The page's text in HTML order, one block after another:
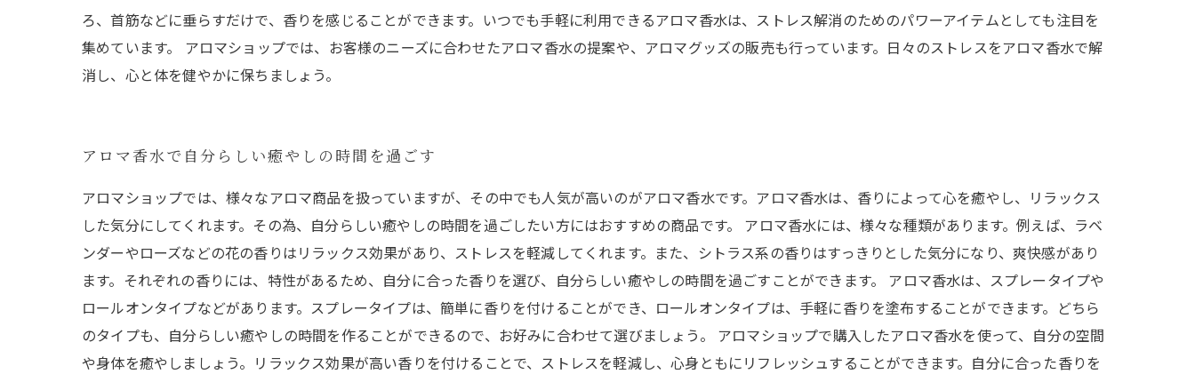
ろ、首筋などに垂らすだけで、香りを感じることができます。いつでも手軽に利用できるアロマ香水は、ストレス解消のためのパワーアイテムとしても注目を
集めています。 アロマショップでは、お客様のニーズに合わせたアロマ香水の提案や、アロマグッズの販売も行っています。日々のストレスをアロマ香水で解
消し、心と体を健やかに保ちましょう。
アロマ香水で自分らしい癒やしの時間を過ごす
アロマショップでは、様々なアロマ商品を扱っていますが、その中でも人気が高いのがアロマ香水です。アロマ香水は、香りによって心を癒やし、リラックス
した気分にしてくれます。その為、自分らしい癒やしの時間を過ごしたい方にはおすすめの商品です。 アロマ香水には、様々な種類があります。例えば、ラベ
ンダーやローズなどの花の香りはリラックス効果があり、ストレスを軽減してくれます。また、シトラス系の香りはすっきりとした気分になり、爽快感があり
ます。それぞれの香りには、特性があるため、自分に合った香りを選び、自分らしい癒やしの時間を過ごすことができます。 アロマ香水は、スプレータイプや
ロールオンタイプなどがあります。スプレータイプは、簡単に香りを付けることができ、ロールオンタイプは、手軽に香りを塗布することができます。どちら
のタイプも、自分らしい癒やしの時間を作ることができるので、お好みに合わせて選びましょう。 アロマショップで購入したアロマ香水を使って、自分の空間
や身体を癒やしましょう。リラックス効果が高い香りを付けることで、ストレスを軽減し、心身ともにリフレッシュすることができます。自分に合った香りを